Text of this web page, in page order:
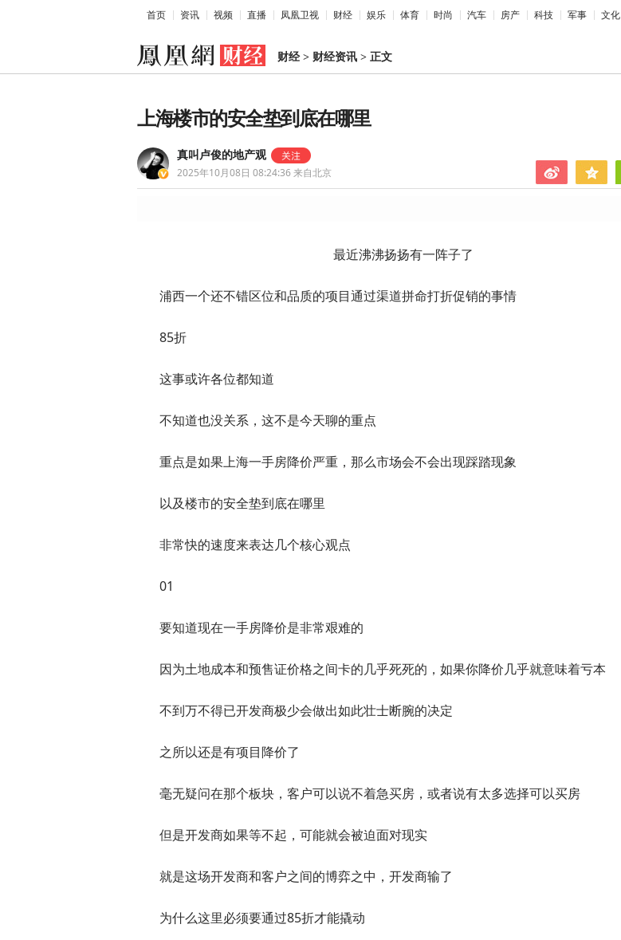
首页 资讯 视频 直播 凤凰卫视 财经 娱乐 体育 时尚 汽车 房产 科技 军事 文化
财经> 财经资讯 > 正文
上海楼市的安全垫到底在哪里
真叫卢俊的地产观
2025年10月08日 08:24:36来自北京
最近沸沸扬扬有一阵子了
浦西一个还不错区位和品质的项目通过渠道拼命打折促销的事情
85折
这事或许各位都知道
不知道也没关系，这不是今天聊的重点
重点是如果上海一手房降价严重，那么市场会不会出现踩踏现象
以及楼市的安全垫到底在哪里
非常快的速度来表达几个核心观点
01
要知道现在一手房降价是非常艰难的
因为土地成本和预售证价格之间卡的几乎死死的，如果你降价几乎就意味着亏本
不到万不得已开发商极少会做出如此壮士断腕的决定
之所以还是有项目降价了
毫无疑问在那个板块，客户可以说不着急买房，或者说有太多选择可以买房
但是开发商如果等不起，可能就会被迫面对现实
就是这场开发商和客户之间的博弈之中，开发商输了
为什么这里必须要通过85折才能撬动